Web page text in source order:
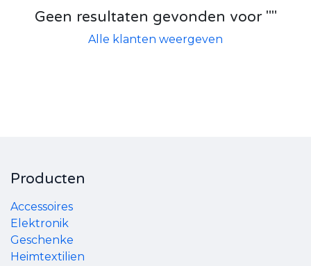
Geen resultaten gevonden voor ""
Alle klanten weergeven
Producten
Accessoires
Elektronik
Geschenke
Heimtextilien